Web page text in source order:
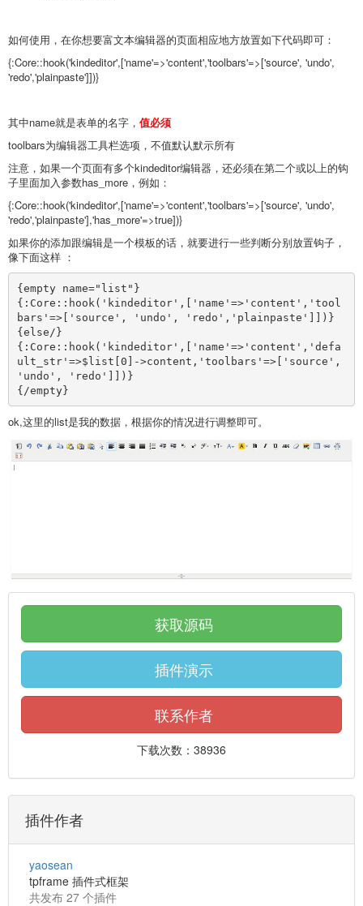
如何使用，在你想要富文本编辑器的页面相应地方放置如下代码即可：
{:Core::hook('kindeditor',['name'=>'content','toolbars'=>['source', 'undo',
'redo','plainpaste']])}
其中name就是表单的名字， 值必须
toolbars为编辑器工具栏选项，不值默认默示所有
注意，如果一个页面有多个kindeditor编辑器，还必须在第二个或以上的钩
子里面加入参数has_more，例如：
{:Core::hook('kindeditor',['name'=>'content','toolbars'=>['source', 'undo',
'redo','plainpaste'],'has_more'=>true])}
如果你的添加跟编辑是一个模板的话，就要进行一些判断分别放置钩子，
像下面这样 ：
{empty name="list"}
{:Core::hook('kindeditor',['name'=>'content','tool
bars'=>['source', 'undo', 'redo','plainpaste']])}
{else/}
{:Core::hook('kindeditor',['name'=>'content','defa
ult_str'=>$list[0]->content,'toolbars'=>['source',
'undo', 'redo']])}
{/empty}
ok,这里的list是我的数据，根据你的情况进行调整即可。
获取源码
插件演示
联系作者
下载次数：38936
插件作者
yaosean
tpframe 插件式框架
共发布 27 个插件